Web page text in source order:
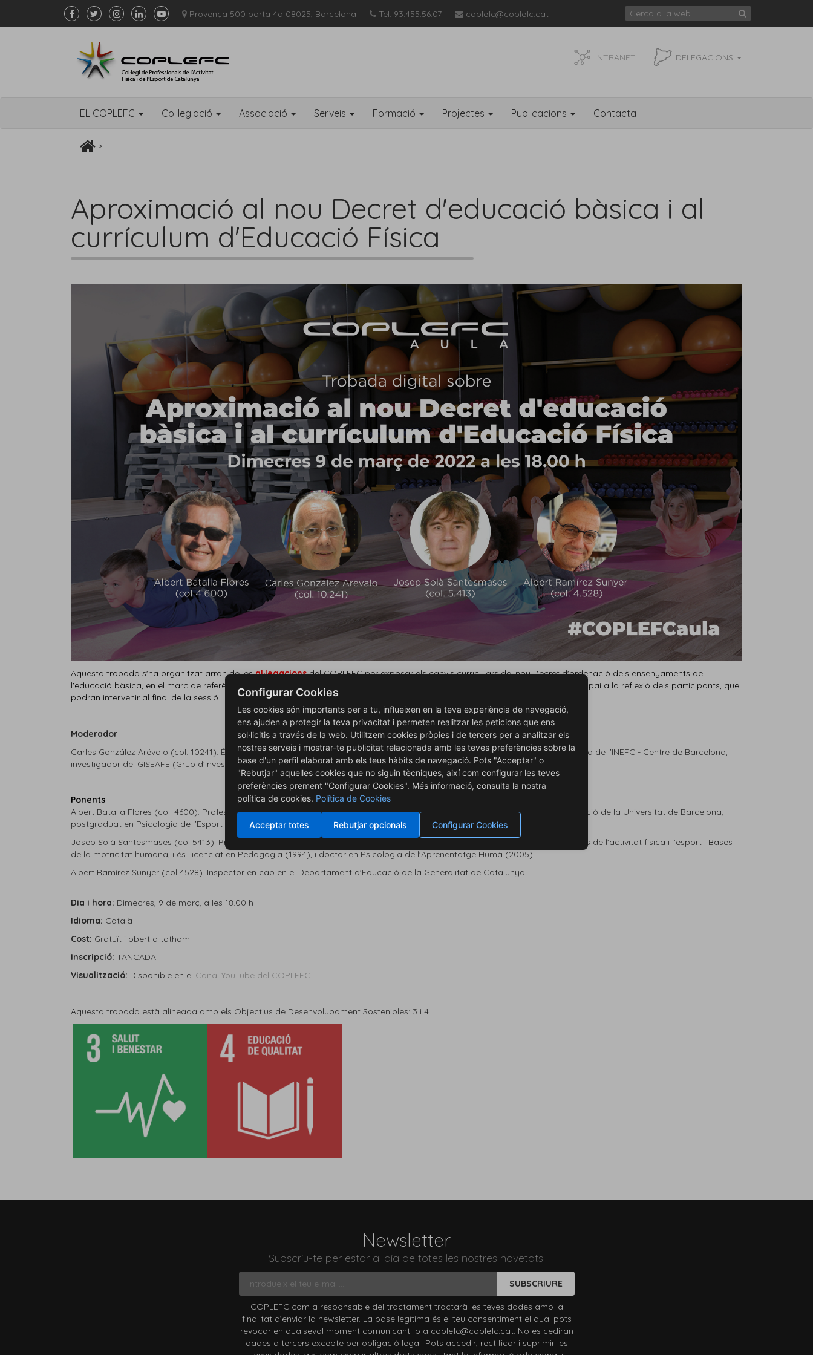
Provença 500 porta 4a 08025, Barcelona Tel. 93.455.56.07 coplefc@coplefc.cat
DELEGACIONS
INTRANET
EL COPLEFC Col·legiació Associació Serveis Formació Projectes Publicacions Contacta
>
Aproximació al nou Decret d'educació bàsica i al
currículum d'Educació Física
Aquesta trobada s'ha organitzat arran de lesal·legacionsdel COPLEFC per exposar els canvis curriculars del nou Decret d'ordenació dels ensenyaments de
l'educació bàsica, en el marc de referència de l'Espai Europeu d'Educació. També es parlarà de les competències i deixarà un espai a la reflexió dels participants, que
podran intervenir al final de la sessió.
Moderador
Carles González Arévalo (col. 10241). És doctor per la Universitat de Barcelona (UB), professor del Departament d'Educació Física de l'INEFC - Centre de Barcelona,
investigador del GISEAFE (Grup d'Investigació Social i Educativa de l'Activitat Física i l'Esport).
Ponents
Albert Batalla Flores (col. 4600). Professor del Departament de Didáctiques Aplicades en Educació Física de la Facultat d'Educació de la Universitat de Barcelona,
postgraduat en Psicologia de l'Esport i doctorat en Ciències de l'Educació.
Josep Solà Santesmases (col 5413). Professor de la FPCEE Blanquerna (URL), on imparteix les assignatures Bases pedagògiques de l'activitat física i l'esport i Bases
de la motricitat humana, i és llicenciat en Pedagogia (1994), i doctor en Psicologia de l'Aprenentatge Humà (2005).
Albert Ramírez Sunyer (col 4528). Inspector en cap en el Departament d'Educació de la Generalitat de Catalunya.
Dia i hora: Dimecres, 9 de març, a les 18.00 h
Idioma: Català
Cost: Gratuït i obert a tothom
Inscripció: TANCADA
Visualització: Disponible en el Canal YouTube del COPLEFC
Aquesta trobada està alineada amb els Objectius de Desenvolupament Sostenibles: 3 i 4
Newsletter
Subscriu-te per estar al dia de totes les nostres novetats.
SUBSCRIURE
COPLEFC com a responsable del tractament tractarà les teves dades amb la
finalitat d’enviar la newsletter. La base legítima és el teu consentiment el qual pots
revocar en qualsevol moment comunicant-lo a coplefc@coplefc.cat. No es cediran
dades a tercers excepte per obligació legal. Pots accedir, rectificar i suprimir les
Configurar Cookies
Les cookies són importants per a tu, influeixen en la teva experiència de navegació,
ens ajuden a protegir la teva privacitat i permeten realitzar les peticions que ens
sol·licitis a través de la web. Utilitzem cookies pròpies i de tercers per a analitzar els
nostres serveis i mostrar-te publicitat relacionada amb les teves preferències sobre la
base d'un perfil elaborat amb els teus hàbits de navegació. Pots "Acceptar" o
"Rebutjar" aquelles cookies que no siguin tècniques, així com configurar les teves
preferències prement "Configurar Cookies". Més informació, consulta la nostra
política de cookies. Política de Cookies
Acceptar totes Rebutjar opcionals Configurar Cookies